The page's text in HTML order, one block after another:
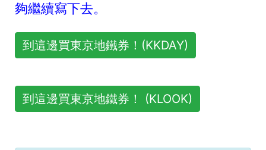
夠繼續寫下去。
到這邊買東京地鐵券！(KKDAY)
到這邊買東京地鐵券！ (KLOOK)